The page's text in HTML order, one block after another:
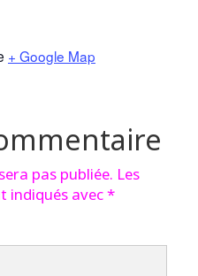
+ Google Map
pas publiée. Les
indiqués avec*